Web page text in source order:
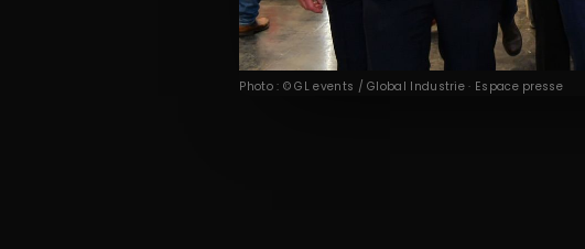
Photo : © GL events / Global Industrie · Espace presse